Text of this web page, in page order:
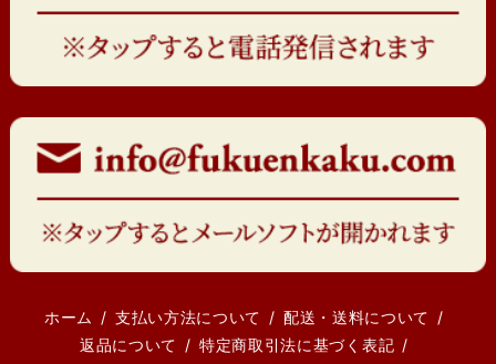
ホーム 支払い方法について
配送・送料について
返品について
特定商取引法に基づく表記